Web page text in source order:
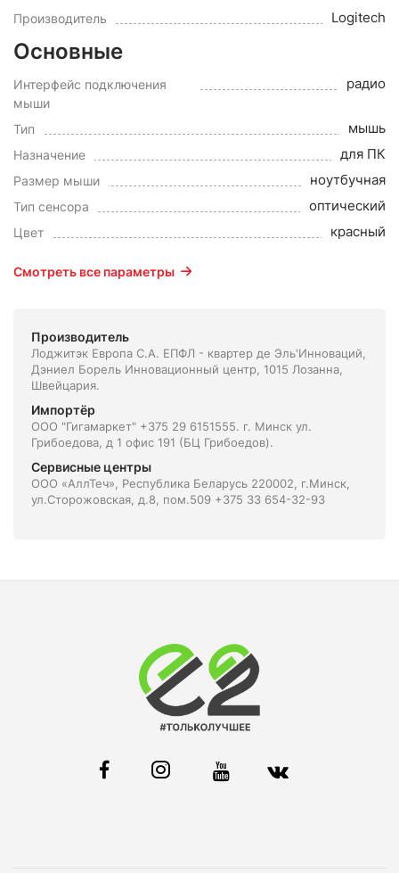
Производитель Logitech
Основные
Интерфейс подключения
мыши
радио
Тип мышь
Назначение для ПК
Размер мыши ноутбучная
Тип сенсора оптический
Цвет красный
Смотреть все параметры
Производитель
Лоджитэк Европа С.А. ЕПФЛ - квартер де Эль'Инноваций,
Дэниел Борель Инновационный центр, 1015 Лозанна,
Швейцария.
Импортёр
ООО "Гигамаркет" +375 29 6151555. г. Минск ул.
Грибоедова, д 1 офис 191 (БЦ Грибоедов).
Сервисные центры
ООО «АллТеч», Республика Беларусь 220002, г.Минск,
ул.Сторожовская, д.8, пом.509 +375 33 654-32-93